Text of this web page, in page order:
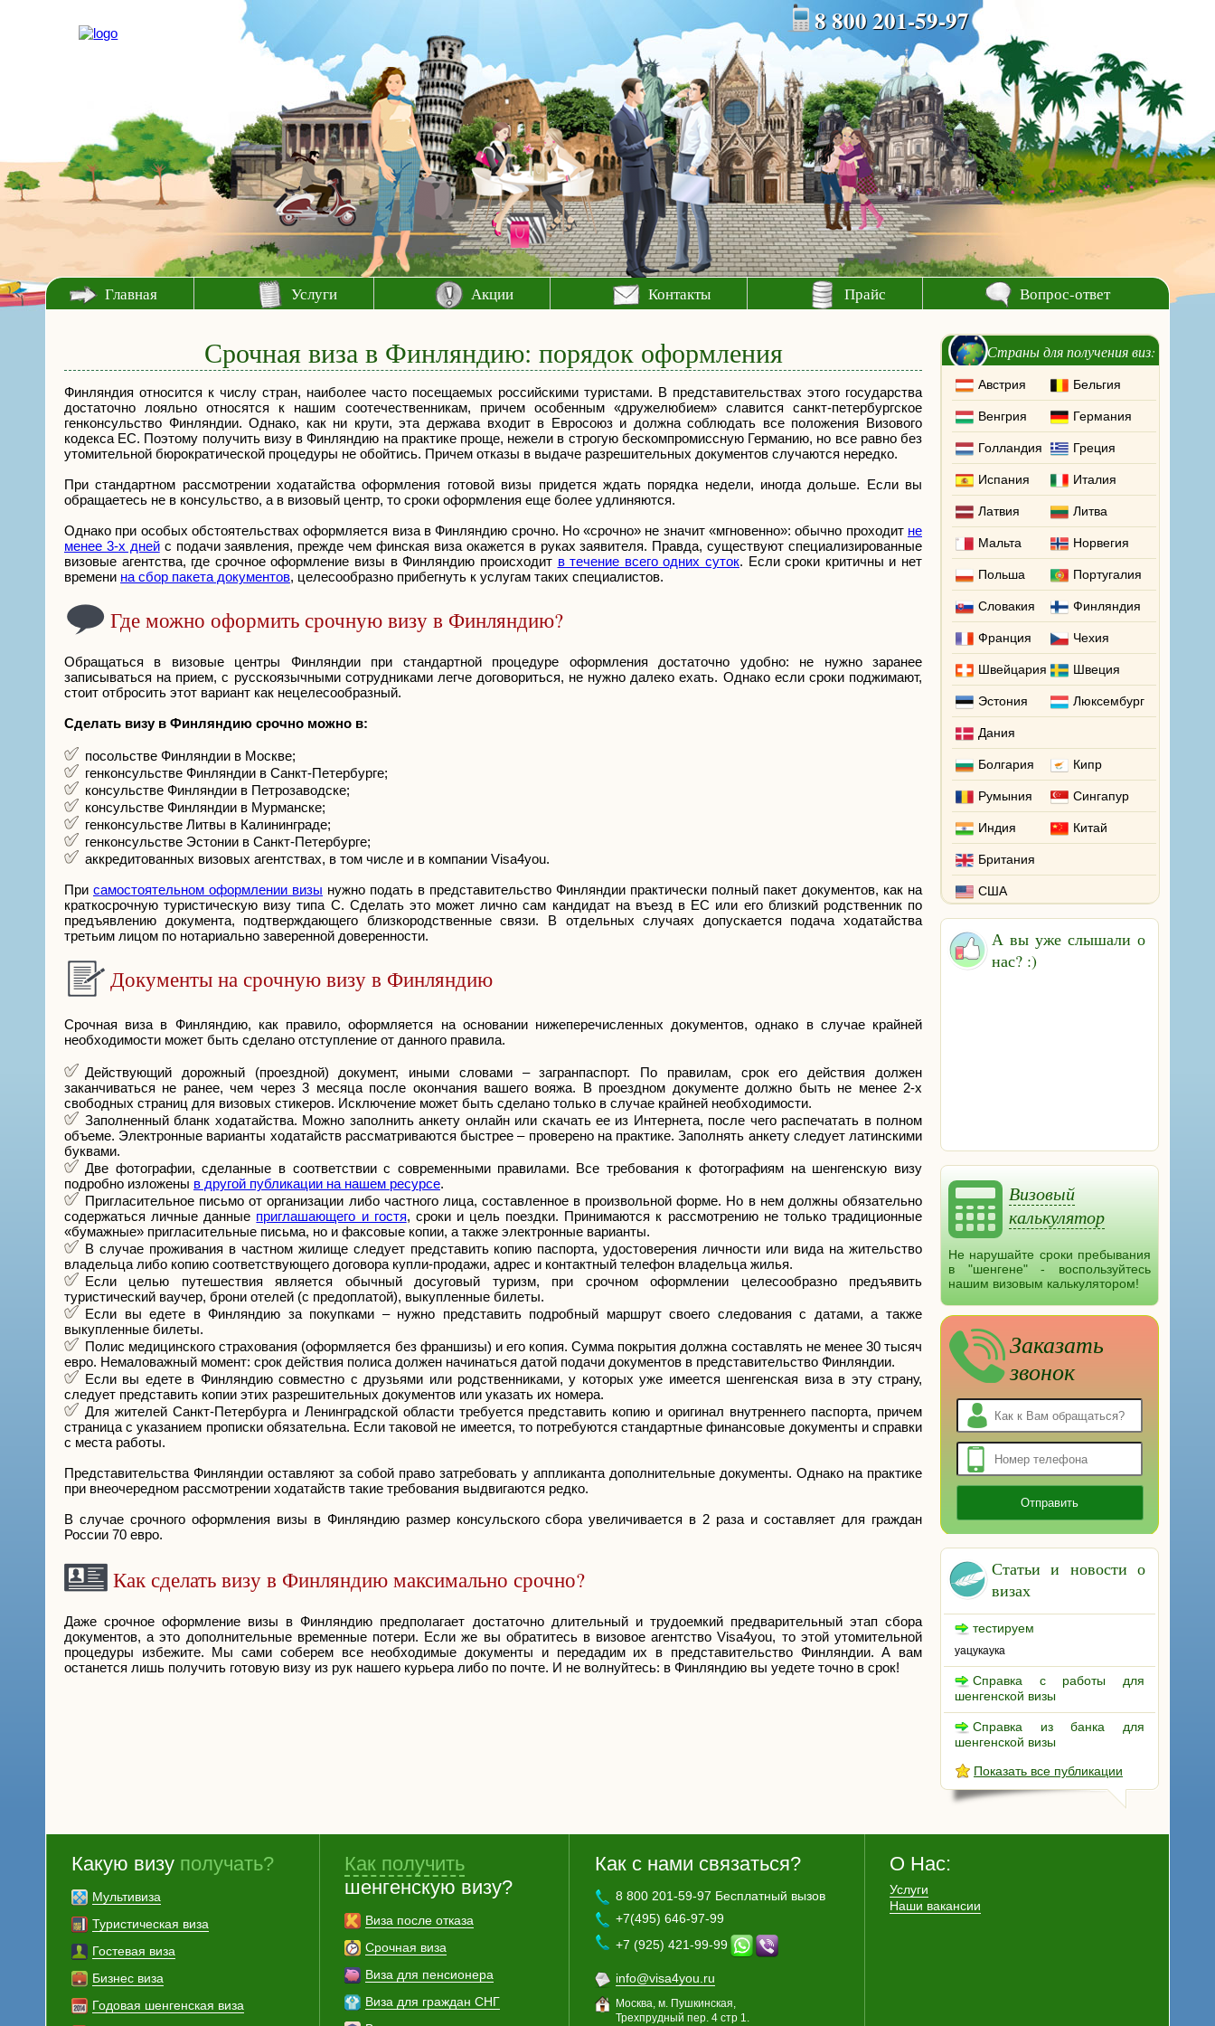
8 800 201-59-97
Главная Услуги Акции Контакты Прайс Вопрос-ответ
Страны для получения виз:
Австрия Бельгия
Венгрия Германия
Голландия Греция
Испания Италия
Латвия Литва
Мальта Норвегия
Польша Португалия
Словакия Финляндия
Франция Чехия
Швейцария Швеция
Эстония Люксембург
Дания
Болгария Кипр
Румыния Сингапур
Индия Китай
Британия
США
А вы уже слышали о
нас? :)
Визовый
калькулятор
Не нарушайте сроки пребывания
в "шенгене" - воспользуйтесь
нашим визовым калькулятором!
Заказать
звонок
Статьи и новости о
визах
тестируем
уацукаука
Справка с работы для
шенгенской визы
Справка из банка для
шенгенской визы
Показать все публикации
Срочная виза в Финляндию: порядок оформления
Финляндия относится к числу стран, наиболее часто посещаемых российскими туристами. В представительствах этого государства
достаточно лояльно относятся к нашим соотечественникам, причем особенным «дружелюбием» славится санкт-петербургское
генконсульство Финляндии. Однако, как ни крути, эта держава входит в Евросоюз и должна соблюдать все положения Визового
кодекса ЕС. Поэтому получить визу в Финляндию на практике проще, нежели в строгую бескомпромиссную Германию, но все равно без
утомительной бюрократической процедуры не обойтись. Причем отказы в выдаче разрешительных документов случаются нередко.
При стандартном рассмотрении ходатайства оформления готовой визы придется ждать порядка недели, иногда дольше. Если вы
обращаетесь не в консульство, а в визовый центр, то сроки оформления еще более удлиняются.
Однако при особых обстоятельствах оформляется виза в Финляндию срочно. Но «срочно» не значит «мгновенно»: обычно проходит не
менее 3-х днейс подачи заявления, прежде чем финская виза окажется в руках заявителя. Правда, существуют специализированные
визовые агентства, где срочное оформление визы в Финляндию происходит в течение всего одних суток. Если сроки критичны и нет
времени на сбор пакета документов, целесообразно прибегнуть к услугам таких специалистов.
Где можно оформить срочную визу в Финляндию?
Обращаться в визовые центры Финляндии при стандартной процедуре оформления достаточно удобно: не нужно заранее
записываться на прием, с русскоязычными сотрудниками легче договориться, не нужно далеко ехать. Однако если сроки поджимают,
стоит отбросить этот вариант как нецелесообразный.
Сделать визу в Финляндию срочно можно в:
посольстве Финляндии в Москве;
генконсульстве Финляндии в Санкт-Петербурге;
консульстве Финляндии в Петрозаводске;
консульстве Финляндии в Мурманске;
генконсульстве Литвы в Калининграде;
генконсульстве Эстонии в Санкт-Петербурге;
аккредитованных визовых агентствах, в том числе и в компании Visa4you.
При самостоятельном оформлении визы нужно подать в представительство Финляндии практически полный пакет документов, как на
краткосрочную туристическую визу типа С. Сделать это может лично сам кандидат на въезд в ЕС или его близкий родственник по
предъявлению документа, подтверждающего близкородственные связи. В отдельных случаях допускается подача ходатайства
третьим лицом по нотариально заверенной доверенности.
Документы на срочную визу в Финляндию
Срочная виза в Финляндию, как правило, оформляется на основании нижеперечисленных документов, однако в случае крайней
необходимости может быть сделано отступление от данного правила.
Действующий дорожный (проездной) документ, иными словами – загранпаспорт. По правилам, срок его действия должен
заканчиваться не ранее, чем через 3 месяца после окончания вашего вояжа. В проездном документе должно быть не менее 2-х
свободных страниц для визовых стикеров. Исключение может быть сделано только в случае крайней необходимости.
Заполненный бланк ходатайства. Можно заполнить анкету онлайн или скачать ее из Интернета, после чего распечатать в полном
объеме. Электронные варианты ходатайств рассматриваются быстрее – проверено на практике. Заполнять анкету следует латинскими
буквами.
Две фотографии, сделанные в соответствии с современными правилами. Все требования к фотографиям на шенгенскую визу
подробно изложены в другой публикации на нашем ресурсе.
Пригласительное письмо от организации либо частного лица, составленное в произвольной форме. Но в нем должны обязательно
содержаться личные данные приглашающего и гостя, сроки и цель поездки. Принимаются к рассмотрению не только традиционные
«бумажные» пригласительные письма, но и факсовые копии, а также электронные варианты.
В случае проживания в частном жилище следует представить копию паспорта, удостоверения личности или вида на жительство
владельца либо копию соответствующего договора купли-продажи, адрес и контактный телефон владельца жилья.
Если целью путешествия является обычный досуговый туризм, при срочном оформлении целесообразно предъявить
туристический ваучер, брони отелей (с предоплатой), выкупленные билеты.
Если вы едете в Финляндию за покупками – нужно представить подробный маршрут своего следования с датами, а также
выкупленные билеты.
Полис медицинского страхования (оформляется без франшизы) и его копия. Сумма покрытия должна составлять не менее 30 тысяч
евро. Немаловажный момент: срок действия полиса должен начинаться датой подачи документов в представительство Финляндии.
Если вы едете в Финляндию совместно с друзьями или родственниками, у которых уже имеется шенгенская виза в эту страну,
следует представить копии этих разрешительных документов или указать их номера.
Для жителей Санкт-Петербурга и Ленинградской области требуется представить копию и оригинал внутреннего паспорта, причем
страница с указанием прописки обязательна. Если таковой не имеется, то потребуются стандартные финансовые документы и справки
с места работы.
Представительства Финляндии оставляют за собой право затребовать у аппликанта дополнительные документы. Однако на практике
при внеочередном рассмотрении ходатайств такие требования выдвигаются редко.
В случае срочного оформления визы в Финляндию размер консульского сбора увеличивается в 2 раза и составляет для граждан
России 70 евро.
Как сделать визу в Финляндию максимально срочно?
Даже срочное оформление визы в Финляндию предполагает достаточно длительный и трудоемкий предварительный этап сбора
документов, а это дополнительные временные потери. Если же вы обратитесь в визовое агентство Visa4you, то этой утомительной
процедуры избежите. Мы сами соберем все необходимые документы и передадим их в представительство Финляндии. А вам
останется лишь получить готовую визу из рук нашего курьера либо по почте. И не волнуйтесь: в Финляндию вы уедете точно в срок!
Какую визу получать?
Мультивиза
Туристическая виза
Гостевая виза
Бизнес виза
Годовая шенгенская виза
Как получить
шенгенскую визу?
Виза после отказа
Срочная виза
Виза для пенсионера
Виза для граждан СНГ
Как с нами связаться?
8 800 201-59-97 Бесплатный вызов
+7(495) 646-97-99
+7 (925) 421-99-99
info@visa4you.ru
Москва, м. Пушкинская,
Трехпрудный пер. 4 стр 1.
О Нас:
Услуги
Наши вакансии